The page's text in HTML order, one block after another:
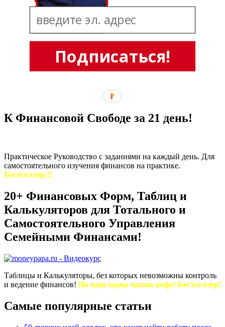
Подписаться!
К Финансовой Свободе за 21 день!
Практическое Руководство с заданиями на каждый день. Для
самостоятельного изучения финансов на практике.
Бестселлер!!!
20+ Финансовых Форм, Таблиц и
Калькуляторов для Тотального и
Самостоятельного Управления
Семейными Финансами!
Таблицы и Калькуляторы, без которых невозможны контроль
и ведение финансов! По цене пары чашек кофе! Бестселлер!
Самые популярные статьи